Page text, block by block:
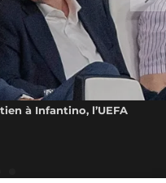
à Infantino, l’UEFA